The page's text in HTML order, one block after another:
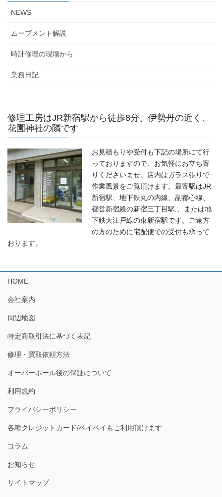
NEWS
ムーブメント解説
時計修理の現場から
業務日記
修理工房はJR新宿駅から徒歩8分、伊勢丹の近く、
花園神社の隣です
お見積もりや受付も下記の場所にて行
っておりますので、お気軽にお立ち寄
りくださいませ。店内はガラス張りで
作業風景をご覧頂けます。最寄駅はJR
新宿駅、地下鉄丸の内線、副都心線、
都営新宿線の新宿三丁目駅 、または地
下鉄大江戸線の東新宿駅です。ご遠方
の方のために宅配便での受付も承って
おります。
HOME
会社案内
周辺地図
特定商取引法に基づく表記
修理・買取依頼方法
オーバーホール後の保証について
利用規約
プライバシーポリシー
各種クレジットカード/ペイペイもご利用頂けます
コラム
お知らせ
サイトマップ